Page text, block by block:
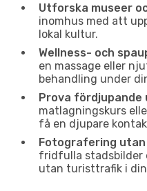
Utforska museer
inomhus med att
lokal kultur.
Wellness- och
en massage eller
behandling under
Prova fördjupande
matlagningskurs
få en djupare
Fotografering
fridfulla stadsbilder
utan turisttrafik i